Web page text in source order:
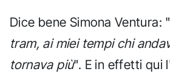
Dice bene Simona Ventura: "
tram, ai miei tempi chi
tornava più". E in effetti qui